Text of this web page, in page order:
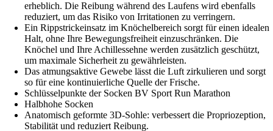
erheblich. Die Reibung während des Laufens wird ebenfalls
reduziert, um das Risiko von Irritationen zu verringern.
Ein Rippstrickeinsatz im Knöchelbereich sorgt für einen idealen
Halt, ohne Ihre Bewegungsfreiheit einzuschränken. Die
Knöchel und Ihre Achillessehne werden zusätzlich geschützt,
um maximale Sicherheit zu gewährleisten.
Das atmungsaktive Gewebe lässt die Luft zirkulieren und sorgt
so für eine kontinuierliche Quelle der Frische.
Schlüsselpunkte der Socken BV Sport Run Marathon
Halbhohe Socken
Anatomisch geformte 3D-Sohle: verbessert die Propriozeption,
Stabilität und reduziert Reibung.